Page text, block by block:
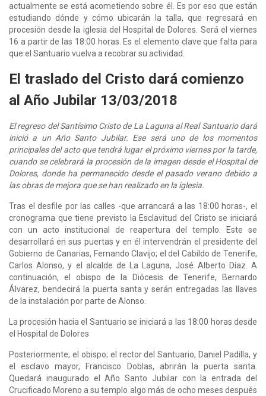
actualmente se está acometiendo sobre él. Es por eso que están
estudiando dónde y cómo ubicarán la talla, que regresará en
procesión desde la iglesia del Hospital de Dolores. Será el viernes
16 a partir de las 18:00 horas. Es el elemento clave que falta para
que el Santuario vuelva a recobrar su actividad.
El traslado del Cristo dará comienzo
al Año Jubilar 13/03/2018
El regreso del Santísimo Cristo de La Laguna al Real Santuario dará
inició a un Año Santo Jubilar. Ese será uno de los momentos
principales del acto que tendrá lugar el próximo viernes por la tarde,
cuando se celebrará la procesión de la imagen desde el Hospital de
Dolores, donde ha permanecido desde el pasado verano debido a
las obras de mejora que se han realizado en la iglesia.
Tras el desfile por las calles -que arrancará a las 18:00 horas-, el
cronograma que tiene previsto la Esclavitud del Cristo se iniciará
con un acto institucional de reapertura del templo. Este se
desarrollará en sus puertas y en él intervendrán el presidente del
Gobierno de Canarias, Fernando Clavijo; el del Cabildo de Tenerife,
Carlos Alonso, y el alcalde de La Laguna, José Alberto Díaz. A
continuación, el obispo de la Diócesis de Tenerife, Bernardo
Álvarez, bendecirá la puerta santa y serán entregadas las llaves
de la instalación por parte de Alonso.
La procesión hacia el Santuario se iniciará a las 18:00 horas desde
el Hospital de Dolores
Posteriormente, el obispo; el rector del Santuario, Daniel Padilla, y
el esclavo mayor, Francisco Doblas, abrirán la puerta santa.
Quedará inaugurado el Año Santo Jubilar con la entrada del
Crucificado Moreno a su templo algo más de ocho meses después